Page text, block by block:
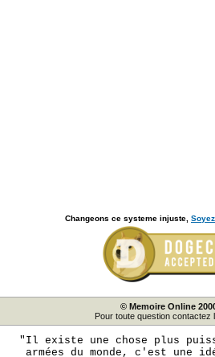
Changeons ce systeme injuste,
© Memoire Online
Pour toute question contactez
"Il existe une chose plus
armées du monde, c'est une